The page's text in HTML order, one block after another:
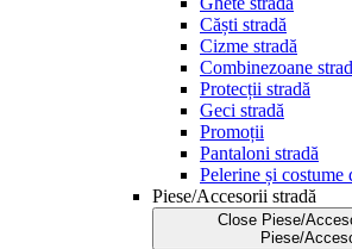
Căști stradă
Cizme stradă
Combinezoane
Protecții stradă
Geci stradă
Promoții
Pantaloni stradă
Pelerine și costume
Piese/Accesorii stradă
Close Piese/
Piese/